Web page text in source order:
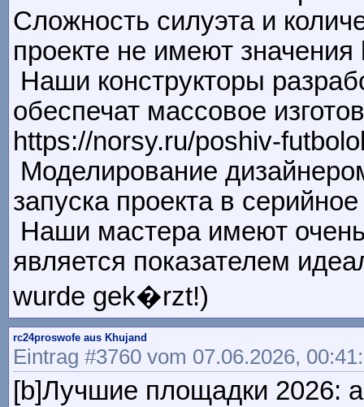
Сложность силуэта и
проекте не имеют
Наши конструкторы
обеспечат массовое
https://norsy.ru/poshiv-
Моделирование
запуска проекта в
Наши мастера имеют
является показателем
wurde gek�rzt!)
rc24proswofe aus Khujand
Eintrag #3760 vom 07.06.2026,
[b]Лучшие площадки 2026: